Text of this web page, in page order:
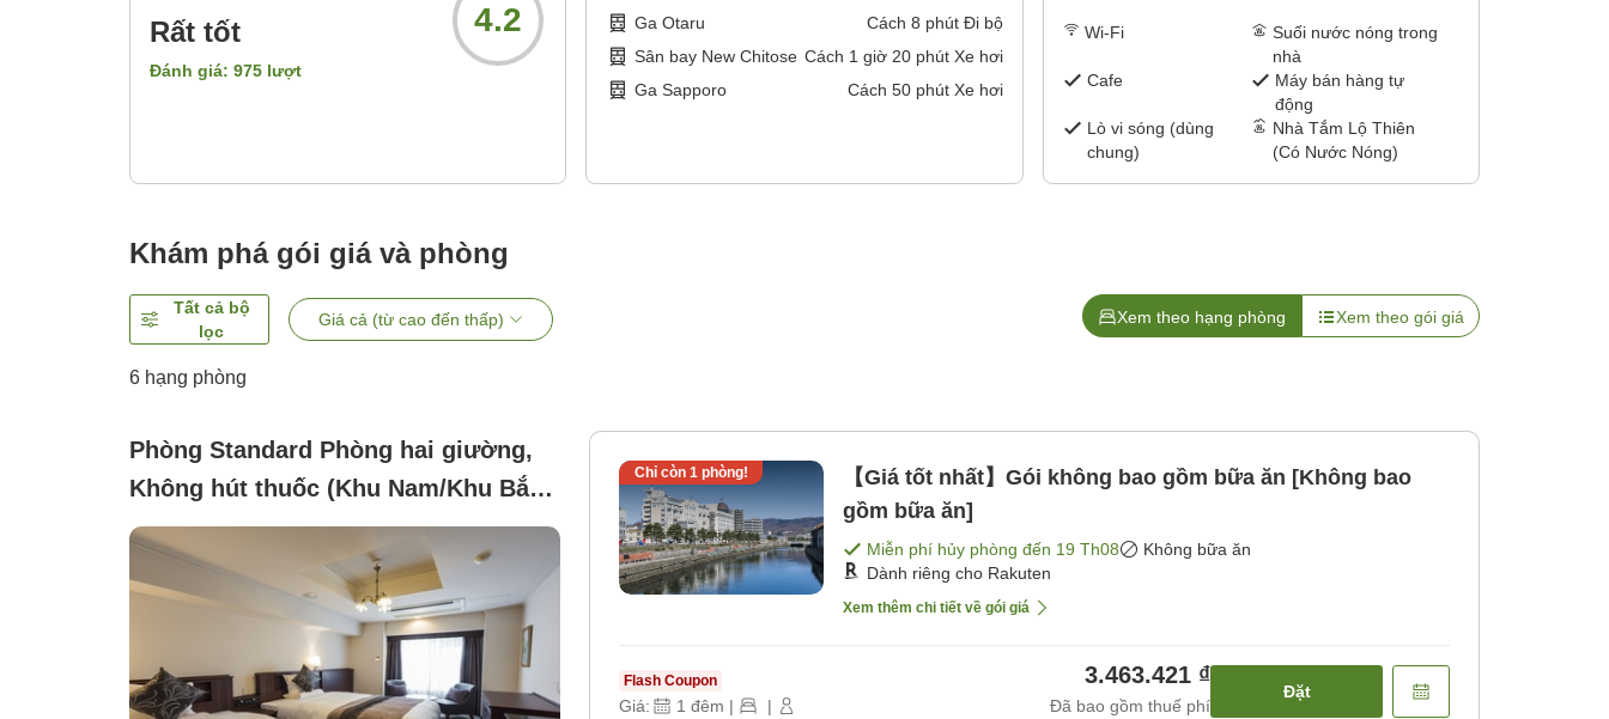
Rất tốt
Đánh giá: 975 lượt
4.2 Ga Otaru Cách 8 phút Đi bộ
Sân bay New Chitose Cách 1 giờ 20phút Xe hơi
Ga Sapporo
Cách 50phút Xe hơi
Wi-Fi
Suối nước nóng trong
nhà
Cafe
Máy bán hàng tự
động
Lò vi sóng (dùng
chung)
Nhà Tắm Lộ Thiên
(Có Nước Nóng)
Khám phá gói giá và phòng
Tất cả bộ
lọc
Giá cả (từ cao đến thấp) Xem theo hạng phòng Xem theo gói giá
6 hạng phòng
Phòng Standard Phòng hai giường,
Không hút thuốc (Khu Nam/Khu Bắc,
phía phố 20.9 mét vuông)
Chỉ còn 1phòng!
【Giá tốt nhất】Gói không bao gồm bữa ăn [Không bao
gồm bữa ăn]
Miễn phí hủy phòng đến 19 Th08
Không bữa ăn
Dành riêng cho Rakuten
Xem thêm chi tiết về gói giá
Flash Coupon
Giá: 1 đêm | |
3.463.421 ₫
Đã bao gồm thuế phí
Đặt